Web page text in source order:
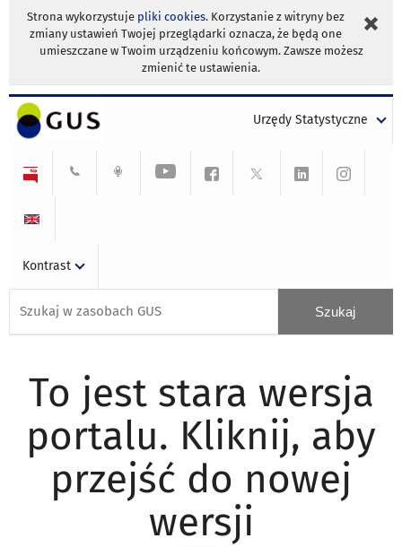
Strona wykorzystuje pliki cookies. Korzystanie z witryny bez
zmiany ustawień Twojej przeglądarki oznacza, że będą one
umieszczane w Twoim urządzeniu końcowym. Zawsze możesz
zmienić te ustawienia.
Urzędy Statystyczne
Kontrast
To jest stara wersja
portalu. Kliknij, aby
przejść do nowej
wersji